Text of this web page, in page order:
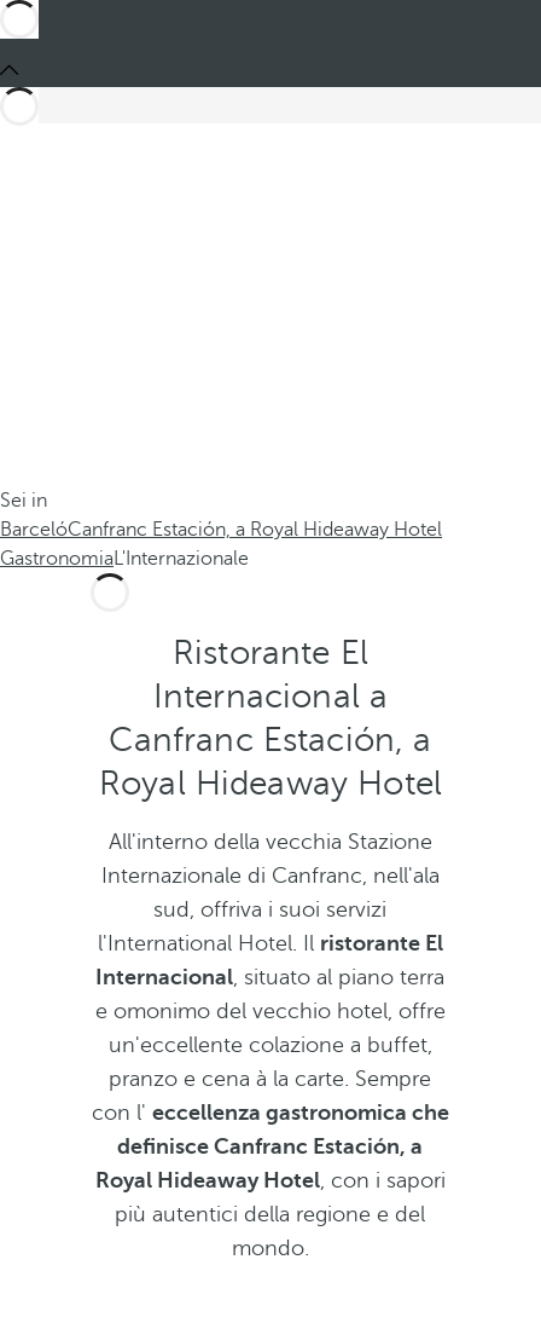
Sei in
BarcelóCanfranc Estación, a Royal Hideaway Hotel
GastronomiaL'Internazionale
Ristorante El
Internacional a
Canfranc Estación, a
Royal Hideaway Hotel
All'interno della vecchia Stazione
Internazionale di Canfranc, nell'ala
sud, offriva i suoi servizi
l'International Hotel. Il ristorante El
Internacional, situato al piano terra
e omonimo del vecchio hotel, offre
un'eccellente colazione a buffet,
pranzo e cena à la carte. Sempre
con l' eccellenza gastronomica che
definisce Canfranc Estación, a
Royal Hideaway Hotel, con i sapori
più autentici della regione e del
mondo.